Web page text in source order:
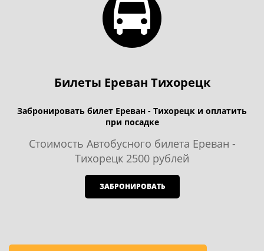
Билеты Ереван Тихорецк
Забронировать билет Ереван - Тихорецк и оплатить
при посадке
Стоимость Автобусного билета Ереван -
Тихорецк 2500 рублей
ЗАБРОНИРОВАТЬ